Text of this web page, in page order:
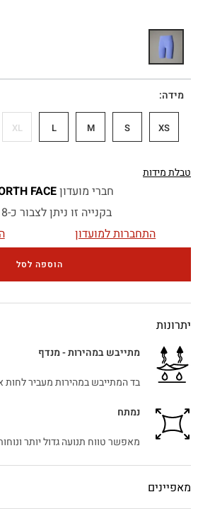
מידה
XS
S
M
L
XL
טבלת מידות
חברי מועדוןTHE NORTH FACE
בקנייה זו ניתן לצבור כ-8 נקודות
התחברות למועדון
הוספה לסל
יתרונות
מתייבש במהירות - מנדף
בד המתייבש במהירות מעביר
נמתח
מאפשר טווח תנועה גדול יותר
מאפיינים